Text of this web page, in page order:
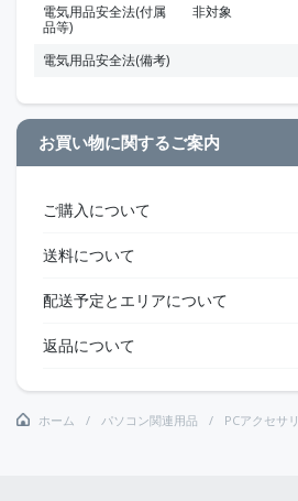
電気用品安全法(付属
品等)
非対象
電気用品安全法(備考)
お買い物に関するご案内
ご購入について
送料について
配送予定とエリアについて
返品について
ホーム パソコン関連用品 PCアクセサリ